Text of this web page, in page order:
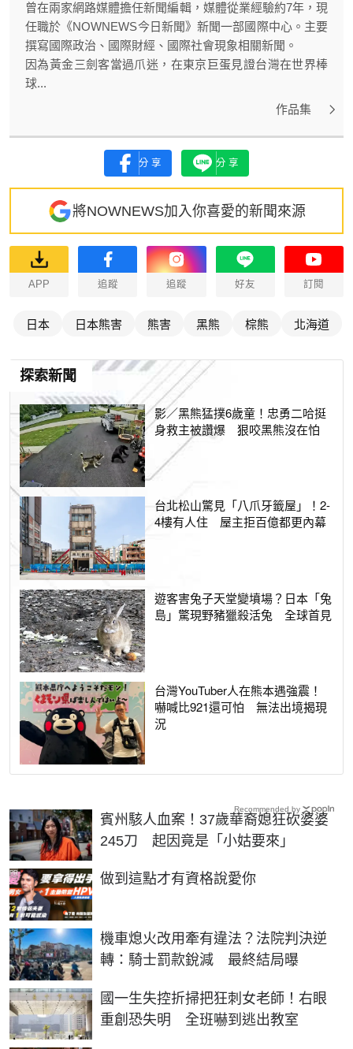
曾在兩家網路媒體擔任新聞編輯，媒體從業經驗約7年，現
任職於《NOWNEWS今日新聞》新聞一部國際中心。主要
撰寫國際政治、國際財經、國際社會現象相關新聞。
因為黃金三劍客當過爪迷，在東京巨蛋見證台灣在世界棒
球...
作品集
分享 分享
將NOWNEWS加入你喜愛的新聞來源
APP 追蹤 追蹤 好友 訂閱
日本 日本熊害 熊害 黑熊 棕熊 北海道
探索新聞
影／黑熊猛撲6歲童！忠勇二哈挺
身救主被讚爆 狠咬黑熊沒在怕
台北松山驚見「八爪牙籤屋」！2-
4樓有人住 屋主拒百億都更內幕
遊客害兔子天堂變墳場？日本「兔
島」驚現野豬獵殺活兔 全球首見
台灣YouTuber人在熊本遇強震！
嚇喊比921還可怕 無法出境揭現
況
賓州駭人血案！37歲華裔媳狂砍婆婆
245刀 起因竟是「小姑要來」
做到這點才有資格說愛你
PR
機車熄火改用牽有違法？法院判決逆
轉：騎士罰款銳減 最終結局曝
國一生失控折掃把狂刺女老師！右眼
重創恐失明 全班嚇到逃出教室
Recommended by